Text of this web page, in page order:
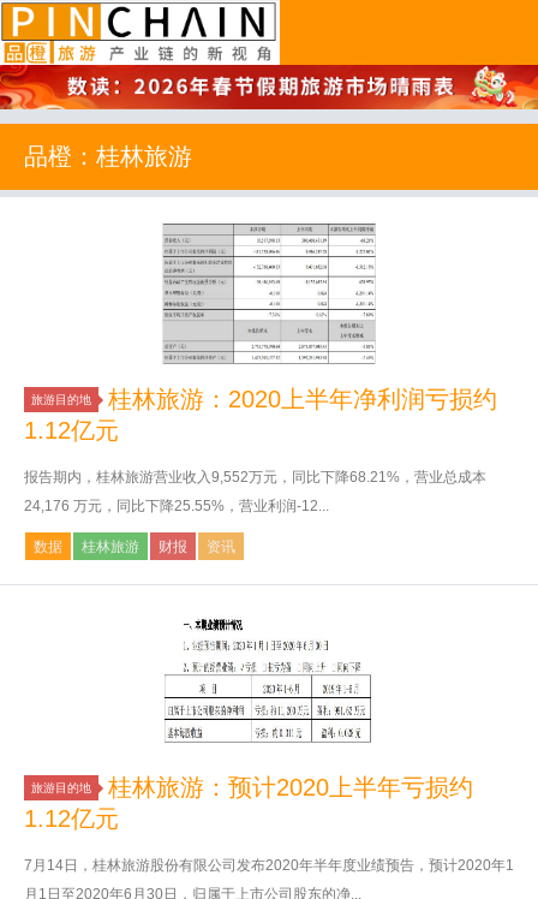
品橙旅游
品橙：桂林旅游
旅游目的地
桂林旅游：2020上半年净利润亏损约
1.12亿元
报告期内，桂林旅游营业收入9,552万元，同比下降68.21%，营业总成本
24,176 万元，同比下降25.55%，营业利润-12...
数据 桂林旅游 财报 资讯
旅游目的地
桂林旅游：预计2020上半年亏损约
1.12亿元
7月14日，桂林旅游股份有限公司发布2020年半年度业绩预告，预计2020年1
月1日至2020年6月30日，归属于上市公司股东的净...